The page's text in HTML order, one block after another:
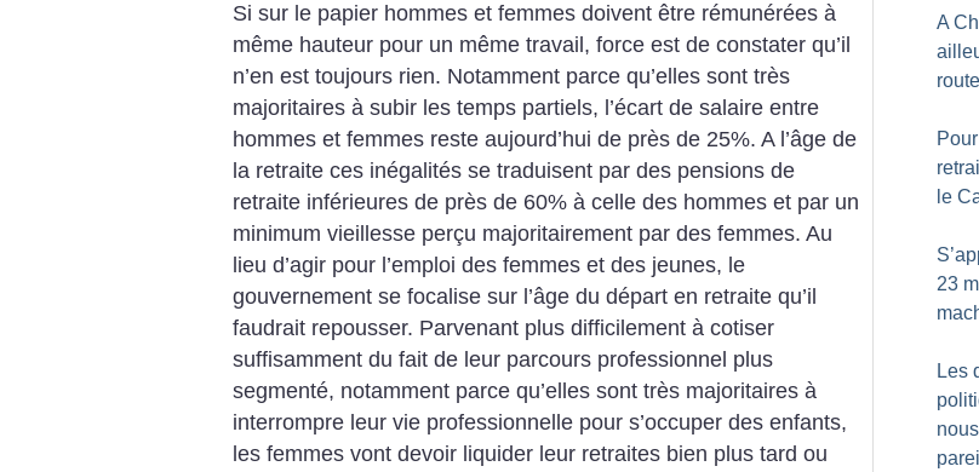
Si sur le papier hommes et femmes doivent être rémunérées à
même hauteur pour un même travail, force est de constater qu’il
n’en est toujours rien. Notamment parce qu’elles sont très
majoritaires à subir les temps partiels, l’écart de salaire entre
hommes et femmes reste aujourd’hui de près de 25%. A l’âge de
la retraite ces inégalités se traduisent par des pensions de
retraite inférieures de près de 60% à celle des hommes et par un
minimum vieillesse perçu majoritairement par des femmes. Au
lieu d’agir pour l’emploi des femmes et des jeunes, le
gouvernement se focalise sur l’âge du départ en retraite qu’il
faudrait repousser. Parvenant plus difficilement à cotiser
suffisamment du fait de leur parcours professionnel plus
segmenté, notamment parce qu’elles sont très majoritaires à
interrompre leur vie professionnelle pour s’occuper des enfants,
les femmes vont devoir liquider leur retraites bien plus tard ou
A
le
23
Les